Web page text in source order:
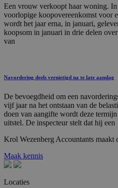
Een vrouw verkoopt haar woning.
voorlopige koopovereenkomst voor
wordt het jaar erna, in januari,
koopsom in januari in drie delen
van
Navordering deels vernietigd na te late aanslag
De bevoegdheid om een
vijf jaar na het ontstaan van de
doen van aangifte wordt deze
uitstel. De inspecteur stelt dat hij een
Krol Wezenberg Accountants maakt
Maak kennis
Locaties